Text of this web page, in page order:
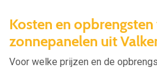
Kosten en opbrengsten
zonnepanelen uit
Voor welke prijzen en de